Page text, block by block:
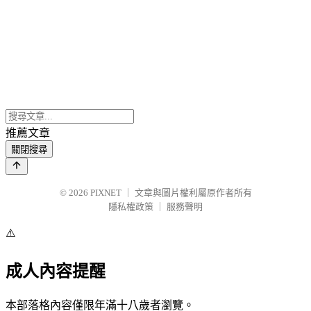
推薦文章
關閉搜尋
© 2026 PIXNET
文章與圖片權利屬原作者所有
隱私權政策
服務聲明
⚠️
成人內容提醒
本部落格內容僅限年滿十八歲者瀏覽。